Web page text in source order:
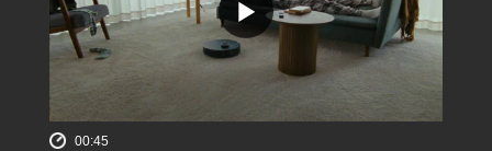
00:45